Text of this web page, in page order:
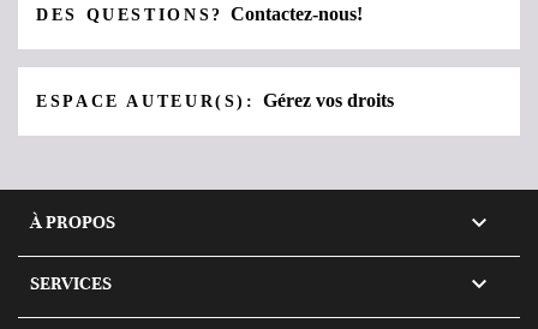
DES QUESTIONS?Contactez-nous!
ESPACE AUTEUR(S):Gérez vos droits
À PROPOS 
SERVICES 